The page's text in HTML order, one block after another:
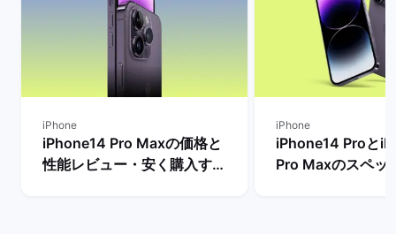
iPhone
iPhone14 Pro Maxの価格と
性能レビュー・安く購入する
iPhone
iPhone14 Proと
Pro Maxのスペッ